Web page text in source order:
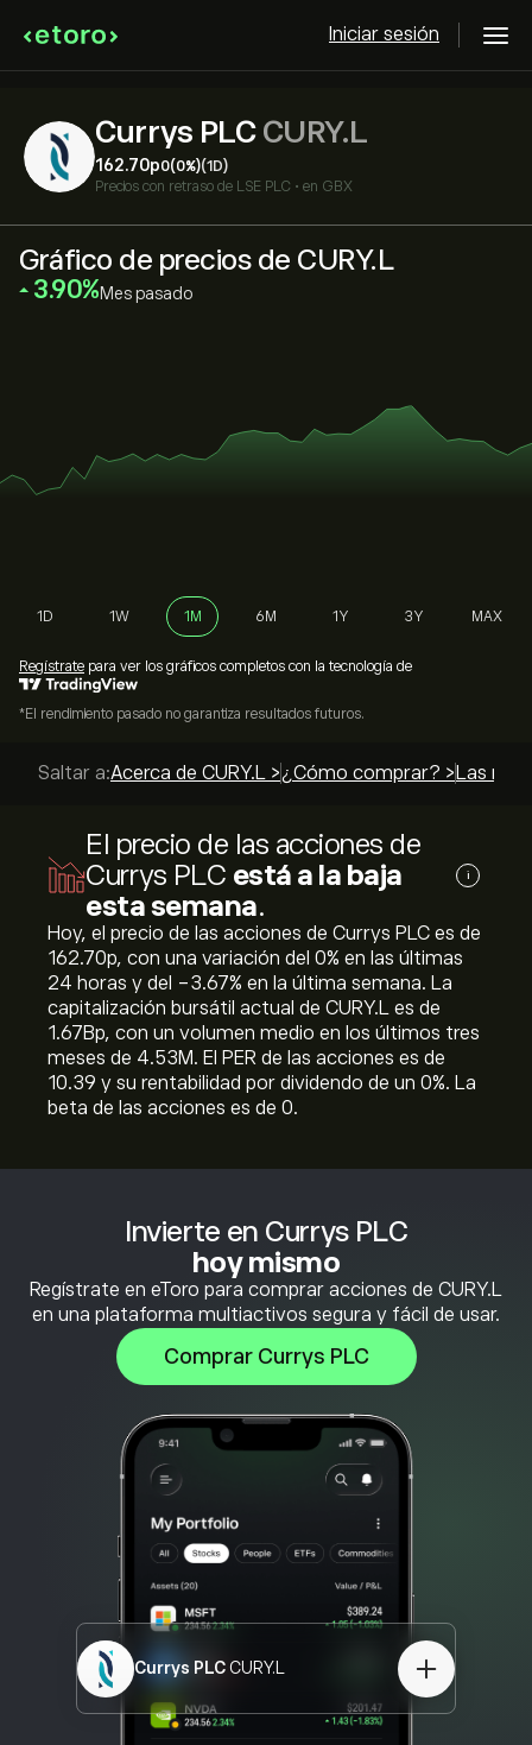
Iniciar sesión
Currys PLC CURY.L
162.70‎p‎0(0%)(1D)
Precios con retraso de LSE PLC • en GBX
Invierte en Currys PLC
hoy mismo
Regístrate en eToro para comprar acciones de CURY.L
en una plataforma multiactivos segura y fácil de usar.
Comprar Currys PLC
Currys PLCCURY.L
Gráfico de precios de CURY.L
‎3.90‎ Mes pasado
1D 1W 1M 6M 1Y 3Y MAX
Regístrate para ver los gráficos completos con la tecnología de
*El rendimiento pasado no garantiza resultados futuros.
Saltar a:Acerca de CURY.L >¿Cómo comprar? > Las
El precio de las acciones de
Currys PLC está a la baja
esta semana.
i
Hoy, el precio de las acciones de Currys PLC es de
162.70‎p‎, con una variación del ‎0‎% en las últimas
24 horas y del ‎-3.67‎% en la última semana. La
capitalización bursátil actual de CURY.L es de
1.67B‎p‎, con un volumen medio en los últimos tres
meses de 4.53M. El PER de las acciones es de
10.39 y su rentabilidad por dividendo de un 0%. La
beta de las acciones es de 0.